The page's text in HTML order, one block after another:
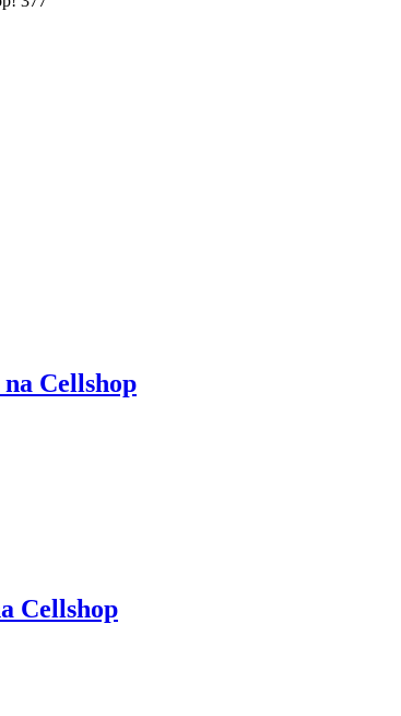
Cellshop
Cellshop